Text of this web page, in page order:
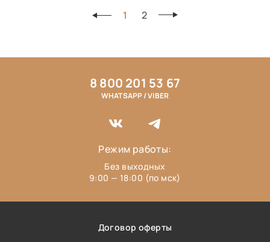
1 2
Договор оферты
8 800 201 53 67
WHATSAPP / VIBER
Режим работы:
Без выходных
9:00 — 18:00 (по мск)